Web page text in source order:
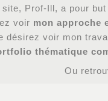
site, Prof-Ill, a pour
voir mon approche
désirez voir mon
thématique
Ou